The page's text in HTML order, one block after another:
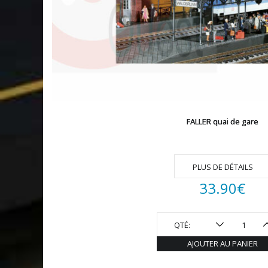
FALLER quai de gare
PLUS DE DÉTAILS
33.90€
QTÉ:
AJOUTER AU PANIER